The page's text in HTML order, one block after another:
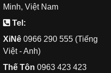
Minh, Việt Nam
Tel:
XiNê 0966 290 555 (Tiếng
Việt - Anh)
Thế Tôn 0963 423 423